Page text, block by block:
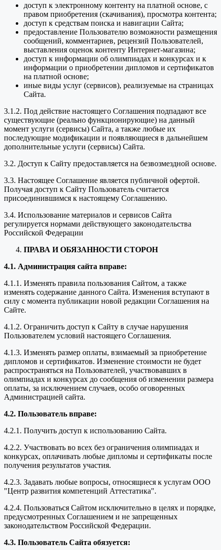
доступ к электронному контенту на платной основе, с
правом приобретения (скачивания), просмотра контента;
доступ к средствам поиска и навигации Сайта;
предоставление Пользователю возможности размещения
сообщений, комментариев, рецензий Пользователей,
выставления оценок контенту Интернет-магазина;
доступ к информации об олимпиадах и конкурсах и к
информации о приобретении дипломов и сертификатов
на платной основе;
иные виды услуг (сервисов), реализуемые на страницах
Сайта.
3.1.2. Под действие настоящего Соглашения подпадают все
существующие (реально функционирующие) на данный
момент услуги (сервисы) Сайта, а также любые их
последующие модификации и появляющиеся в дальнейшем
дополнительные услуги (сервисы) Сайта.
3.2. Доступ к Сайту предоставляется на безвозмездной основе.
3.3. Настоящее Соглашение является публичной офертой.
Получая доступ к Сайту Пользователь считается
присоединившимся к настоящему Соглашению.
3.4. Использование материалов и сервисов Сайта
регулируется нормами действующего законодательства
Российской Федерации
ПРАВА И ОБЯЗАННОСТИ СТОРОН
4.1. Администрация сайта вправе:
4.1.1. Изменять правила пользования Сайтом, а также
изменять содержание данного Сайта. Изменения вступают в
силу с момента публикации новой редакции Соглашения на
Сайте.
4.1.2. Ограничить доступ к Сайту в случае нарушения
Пользователем условий настоящего Соглашения.
4.1.3. Изменять размер оплаты, взимаемый за приобретение
дипломов и сертификатов. Изменение стоимости не будет
распространяться на Пользователей, участвовавших в
олимпиадах и конкурсах до сообщения об изменении размера
оплаты, за исключением случаев, особо оговоренных
Администрацией сайта.
4.2. Пользователь вправе:
4.2.1. Получить доступ к использованию Сайта.
4.2.2. Участвовать во всех без ограничения олимпиадах и
конкурсах, оплачивать любые дипломы и сертификаты после
получения результатов участия.
4.2.3. Задавать любые вопросы, относящиеся к услугам ООО
"Центр развития компетенций Аттестатика".
4.2.4. Пользоваться Сайтом исключительно в целях и порядке,
предусмотренных Соглашением и не запрещенных
законодательством Российской Федерации.
4.3. Пользователь Сайта обязуется: